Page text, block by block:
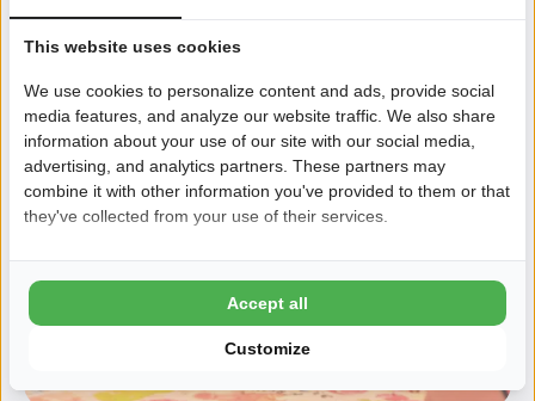
This website uses cookies
We use cookies to personalize content and ads, provide social
media features, and analyze our website traffic. We also share
information about your use of our site with our social media,
advertising, and analytics partners. These partners may
combine it with other information you've provided to them or that
they've collected from your use of their services.
Customize
Accept all